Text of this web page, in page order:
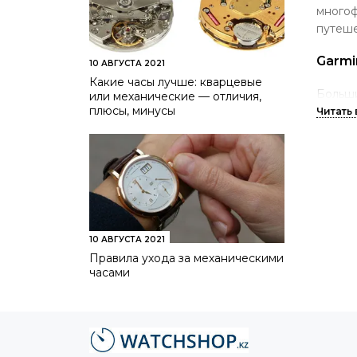
10 АВГУСТА 2021
Какие часы лучше: кварцевые
или механические — отличия,
плюсы, минусы
10 АВГУСТА 2021
Правила ухода за механическими
часами